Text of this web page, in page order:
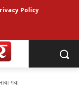
Policy
गया